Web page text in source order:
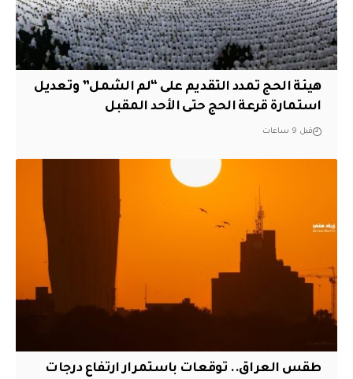
هيئة الحج تمدد التقديم على “لم الشمل” وتعديل
استمارة قرعة الحج حتى الأحد المقبل
قبل 9 ساعات
طقس العراق.. توقعات باستمرار ارتفاع درجات